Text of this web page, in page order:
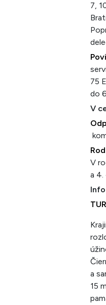
7,
75
do
V
V
a 4.
a
15